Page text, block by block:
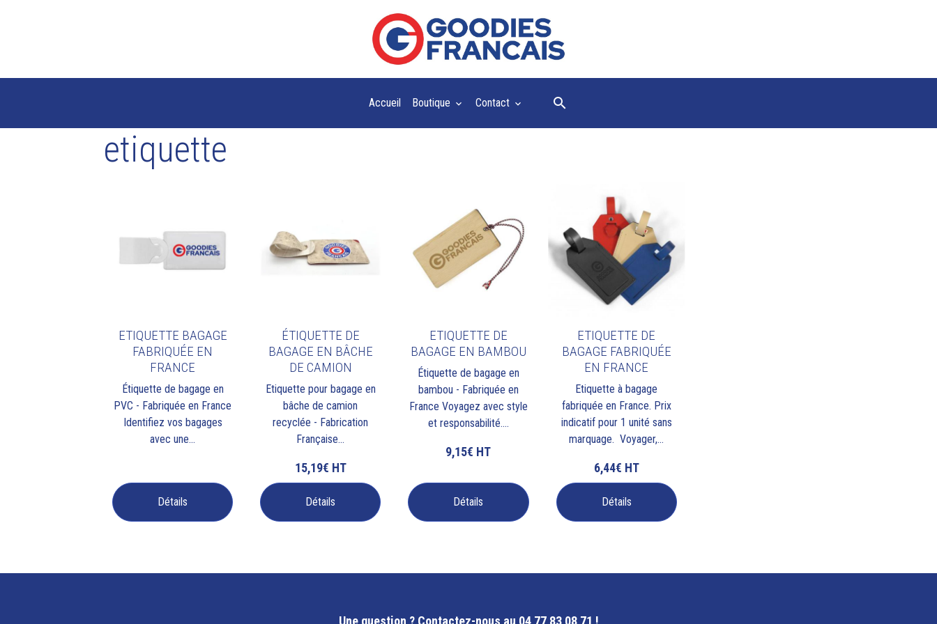
Accueil Boutique Contact
etiquette
ETIQUETTE BAGAGE
FABRIQUÉE EN
FRANCE
Étiquette de bagage en
PVC - Fabriquée en France
Identifiez vos bagages
avec une...
Détails
ÉTIQUETTE DE
BAGAGE EN BÂCHE
DE CAMION
Etiquette pour bagage en
bâche de camion
recyclée - Fabrication
Française...
15,19€ HT
Détails
ETIQUETTE DE
BAGAGE EN BAMBOU
Étiquette de bagage en
bambou - Fabriquée en
France Voyagez avec style
et responsabilité....
9,15€ HT
Détails
ETIQUETTE DE
BAGAGE FABRIQUÉE
EN FRANCE
Etiquette à bagage
fabriquée en France. Prix
indicatif pour 1 unité sans
marquage. Voyager,...
6,44€ HT
Détails
Une question ? Contactez-nous au 04 77 83 08 71 !